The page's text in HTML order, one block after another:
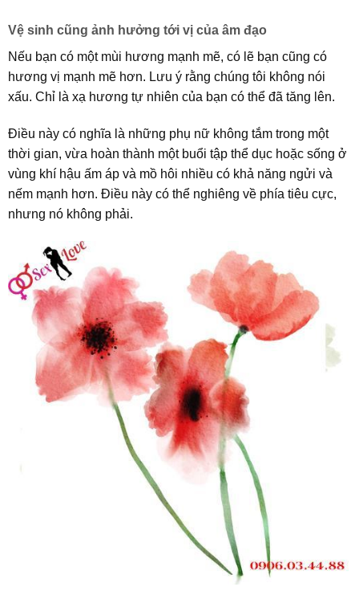
Vệ sinh cũng ảnh hưởng tới vị của âm đạo
Nếu bạn có một mùi hương mạnh mẽ, có lẽ bạn cũng có
hương vị mạnh mẽ hơn. Lưu ý rằng chúng tôi không nói
xấu. Chỉ là xạ hương tự nhiên của bạn có thể đã tăng lên.
Điều này có nghĩa là những phụ nữ không tắm trong một
thời gian, vừa hoàn thành một buổi tập thể dục hoặc sống ở
vùng khí hậu ấm áp và mồ hôi nhiều có khả năng ngửi và
nếm mạnh hơn. Điều này có thể nghiêng về phía tiêu cực,
nhưng nó không phải.